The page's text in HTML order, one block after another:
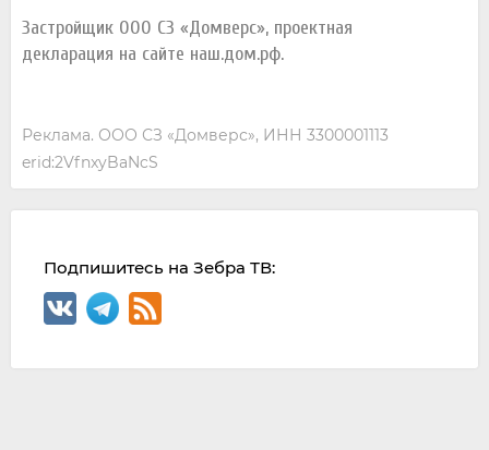
Застройщик ООО СЗ «Домверс», проектная
декларация на сайте наш.дом.рф.
Реклама. ООО СЗ «Домверс», ИНН 3300001113
erid:2VfnxyBaNcS
Подпишитесь на Зебра ТВ: